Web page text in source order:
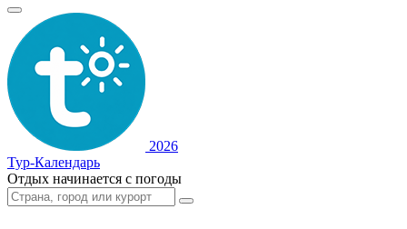
2026
Тур-Календарь
Отдых начинается с погоды